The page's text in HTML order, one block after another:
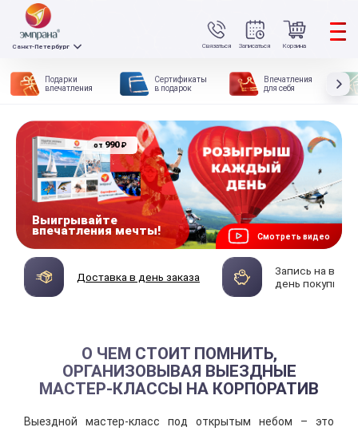
Связаться
Санкт-Петербург Записаться Корзина
Подарки
впечатления
Сертификаты
в подарок
Впечатления
для себя
Смотреть видео
от 990₽
Выигрывайте
впечатления мечты!
Доставка в день заказа
Запись на
день покупки
О ЧЕМ СТОИТ ПОМНИТЬ,
ОРГАНИЗОВЫВАЯ ВЫЕЗДНЫЕ
МАСТЕР-КЛАССЫ НА КОРПОРАТИВ
Выездной мастер-класс под открытым небом – это